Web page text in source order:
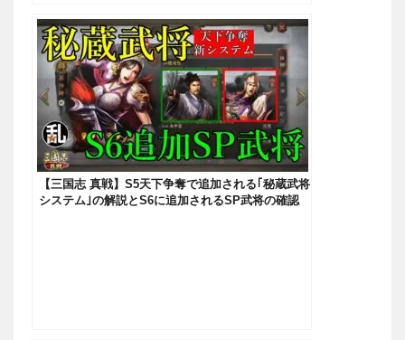
【三国志 真戦】S5天下争奪で追加される｢秘蔵武将
システム｣の解説とS6に追加されるSP武将の確認